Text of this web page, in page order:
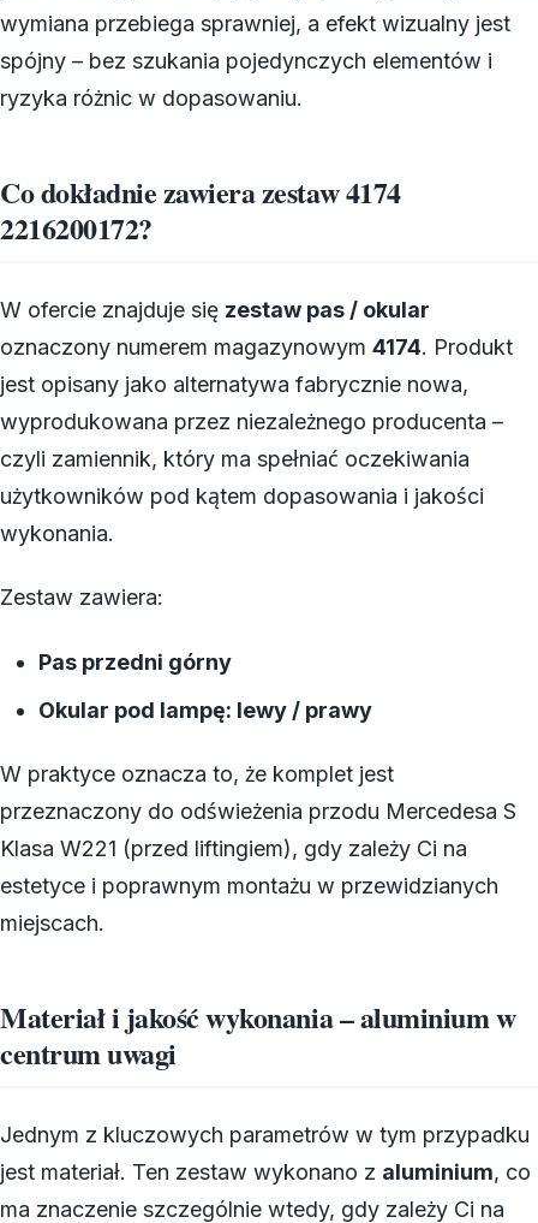
wymiana przebiega sprawniej, a efekt wizualny jest
spójny – bez szukania pojedynczych elementów i
ryzyka różnic w dopasowaniu.
Co dokładnie zawiera zestaw 4174
2216200172?
W ofercie znajduje się zestaw pas / okular
oznaczony numerem magazynowym 4174. Produkt
jest opisany jako alternatywa fabrycznie nowa,
wyprodukowana przez niezależnego producenta –
czyli zamiennik, który ma spełniać oczekiwania
użytkowników pod kątem dopasowania i jakości
wykonania.
Zestaw zawiera:
Pas przedni górny
Okular pod lampę: lewy / prawy
W praktyce oznacza to, że komplet jest
przeznaczony do odświeżenia przodu Mercedesa S
Klasa W221 (przed liftingiem), gdy zależy Ci na
estetyce i poprawnym montażu w przewidzianych
miejscach.
Materiał i jakość wykonania – aluminium w
centrum uwagi
Jednym z kluczowych parametrów w tym przypadku
jest materiał. Ten zestaw wykonano z aluminium, co
ma znaczenie szczególnie wtedy, gdy zależy Ci na